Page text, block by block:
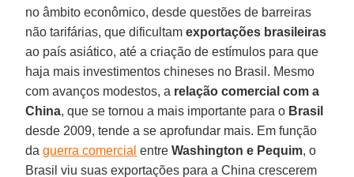
no âmbito econômico, desde questões de barreiras
não tarifárias, que dificultamexportações brasileiras
ao país asiático, até a criação de estímulos para que
haja mais investimentos chineses no Brasil. Mesmo
com avanços modestos, a relação comercial com a
China, que se tornou a mais importante para o Brasil
desde 2009, tende a se aprofundar mais. Em função
daguerra comercial entreWashington e Pequim, o
Brasil viu suas exportações para a China crescerem